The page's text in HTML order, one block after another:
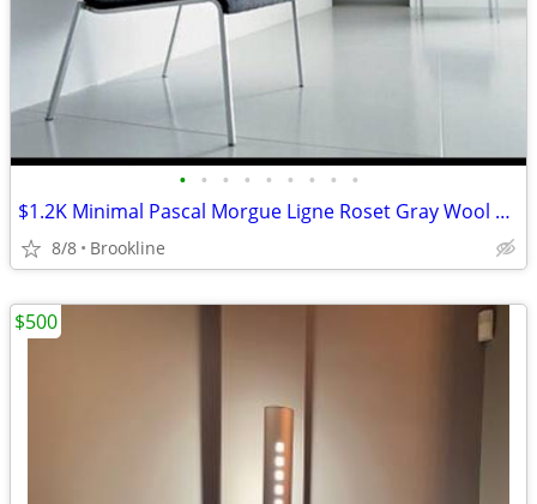
• • • • • • • • •
$1.2K Minimal Pascal Morgue Ligne Roset Gray Wool Lounge Chair NEW
8/8 Brookline
$500